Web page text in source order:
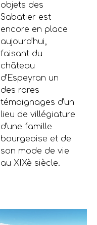
objets des
Sabatier est
encore en place
aujourd’hui,
faisant du
château
d’Espeyran un
des rares
témoignages d’un
lieu de villégiature
d’une famille
bourgeoise et de
son mode de vie
au XIXè siècle.